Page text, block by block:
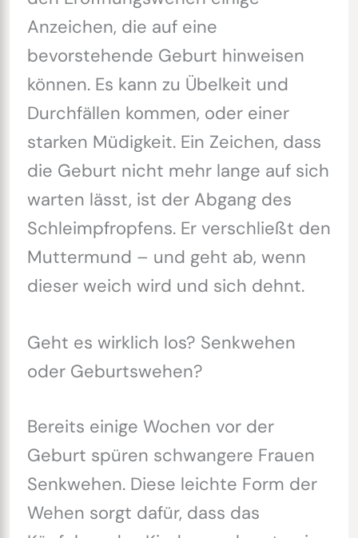
Anzeichen, die auf eine
bevorstehende Geburt hinweisen
können. Es kann zu Übelkeit und
Durchfällen kommen, oder einer
starken Müdigkeit. Ein Zeichen, dass
die Geburt nicht mehr lange auf sich
warten lässt, ist der Abgang des
Schleimpfropfens. Er verschließt den
Muttermund – und geht ab, wenn
dieser weich wird und sich dehnt.
Geht es wirklich los? Senkwehen
oder Geburtswehen?
Bereits einige Wochen vor der
Geburt spüren schwangere Frauen
Senkwehen. Diese leichte Form der
Wehen sorgt dafür, dass das